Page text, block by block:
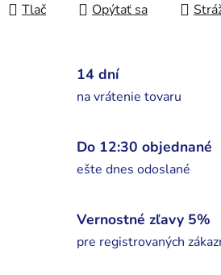
Tlač Opýtať sa
14 dní
na vrátenie tovaru
Do 12:30 objednané
ešte dnes odoslané
Vernostné zľavy 5%
pre registrovaných